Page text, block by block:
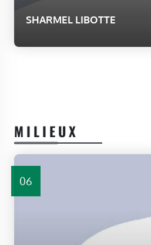
SHARMEL LIBOTTE
MILIEUX
06